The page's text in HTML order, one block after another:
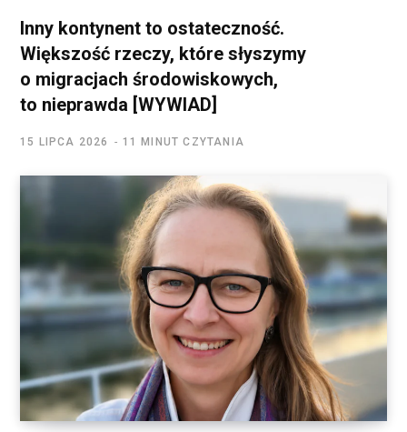
Inny kontynent to ostateczność.
Większość rzeczy, które słyszymy
o migracjach środowiskowych,
to nieprawda [WYWIAD]
15 LIPCA 2026 11 MINUT CZYTANIA